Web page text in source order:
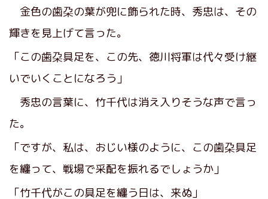
金色の歯朶の葉が兜に飾られた時、秀忠は、その
輝きを見上げて言った。
「この歯朶具足を、この先、徳川将軍は代々受け継
いでいくことになろう」
秀忠の言葉に、竹千代は消え入りそうな声で言っ
た。
「ですが、私は、おじい様のように、この歯朶具足
を纏って、戦場で采配を振れるでしょうか」
「竹千代がこの具足を纏う日は、来ぬ」